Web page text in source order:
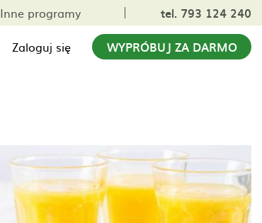
Inne programy
tel. 793 124 240
Zaloguj się WYPRÓBUJ ZA DARMO